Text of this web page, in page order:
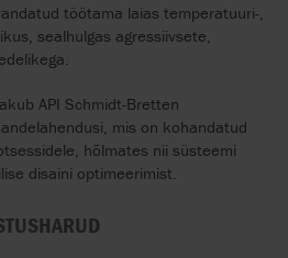
töötama laias temperatuuri-,
sealhulgas agressiivsete,
API Schmidt-Bretten
mis on kohandatud
hõlmates nii süsteemi
disaini optimeerimist.